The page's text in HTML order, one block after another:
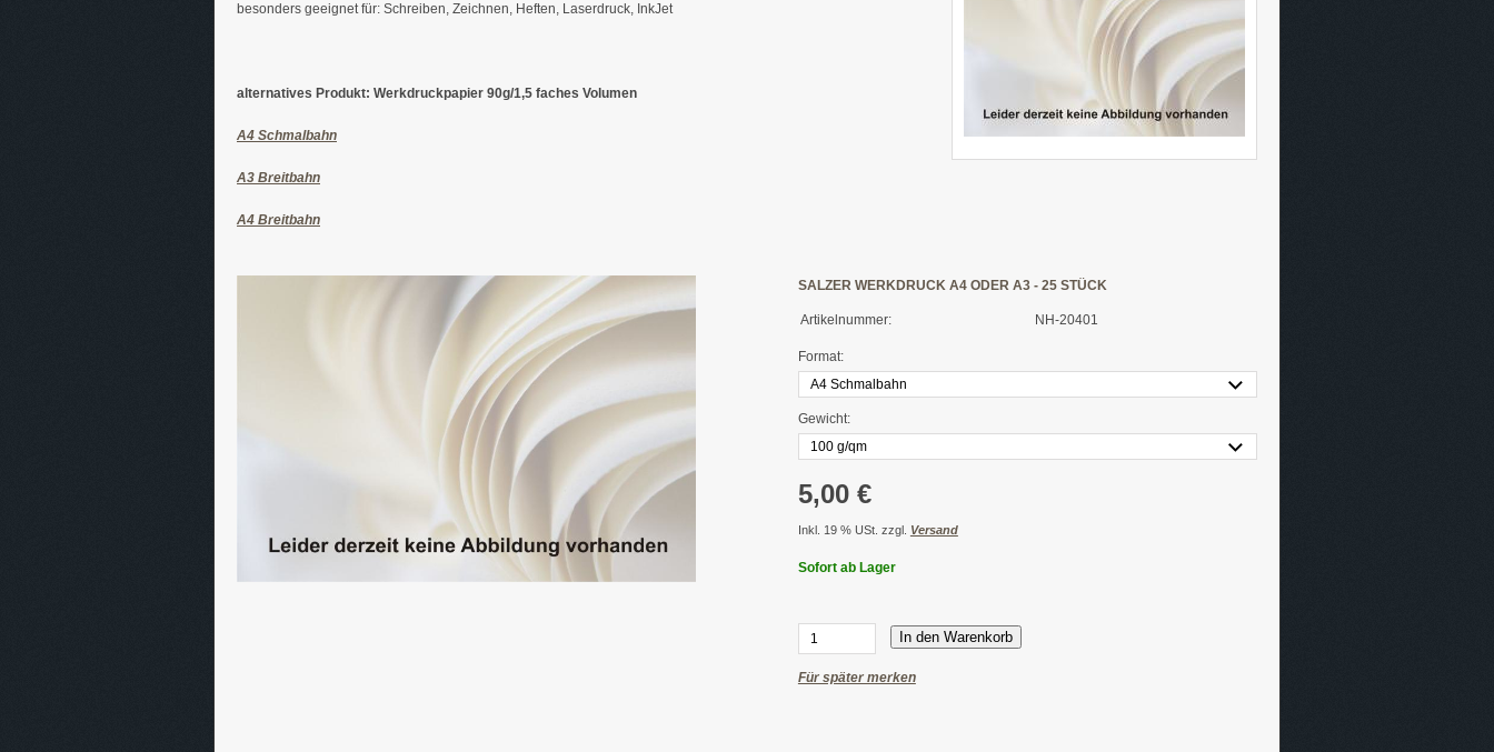
besonders geeignet für: Schreiben, Zeichnen, Heften, Laserdruck, InkJet
alternatives Produkt: Werkdruckpapier 90g/1,5 faches Volumen
A4 Schmalbahn
A3 Breitbahn
A4 Breitbahn
SALZER WERKDRUCK A4 ODER A3 - 25 STÜCK
Artikelnummer: NH-20401
Format:
Gewicht:
5,00 €
Inkl. 19 % USt. zzgl. Versand
Sofort ab Lager
In den Warenkorb
Für später merken